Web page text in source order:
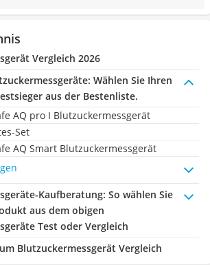
Vergleich 2026
Wählen Sie Ihren
aus der Bestenliste.
AQ pro I Blutzuckermessgerät
Set
AQ Smart Blutzuckermessgerät
Kaufberatung: So wählen Sie
aus dem obigen
Test oder Vergleich
Blutzuckermessgerät Vergleich